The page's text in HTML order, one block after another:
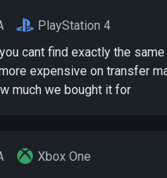
PlayStation 4
cant find exactly the
expensive on transfer
much we bought it for
Xbox One